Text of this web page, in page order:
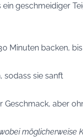
geschmeidiger
Minuten backen, bis
sodass sie sanft
Geschmack, aber
möglicherweise